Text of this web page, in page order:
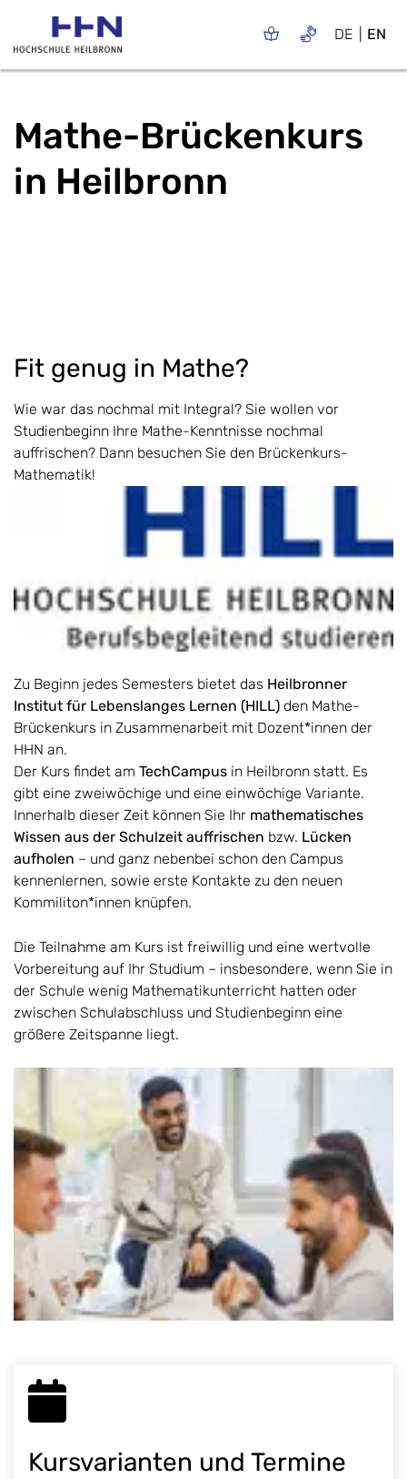
DE EN
Mathe-Brückenkurs
in Heilbronn
Fit genug in Mathe?
Wie war das nochmal mit Integral? Sie wollen vor
Studienbeginn Ihre Mathe-Kenntnisse nochmal
auffrischen? Dann besuchen Sie den Brückenkurs-
Mathematik!
Zu Beginn jedes Semesters bietet das Heilbronner
Institut für Lebenslanges Lernen (HILL) den Mathe-
Brückenkurs in Zusammenarbeit mit Dozent*innen der
HHN an.
Der Kurs findet am TechCampus in Heilbronn statt. Es
gibt eine zweiwöchige und eine einwöchige Variante.
Innerhalb dieser Zeit können Sie Ihr mathematisches
Wissen aus der Schulzeit auffrischen bzw. Lücken
aufholen – und ganz nebenbei schon den Campus
kennenlernen, sowie erste Kontakte zu den neuen
Kommiliton*innen knüpfen.
Die Teilnahme am Kurs ist freiwillig und eine wertvolle
Vorbereitung auf Ihr Studium – insbesondere, wenn Sie in
der Schule wenig Mathematikunterricht hatten oder
zwischen Schulabschluss und Studienbeginn eine
größere Zeitspanne liegt.
Kursvarianten und Termine